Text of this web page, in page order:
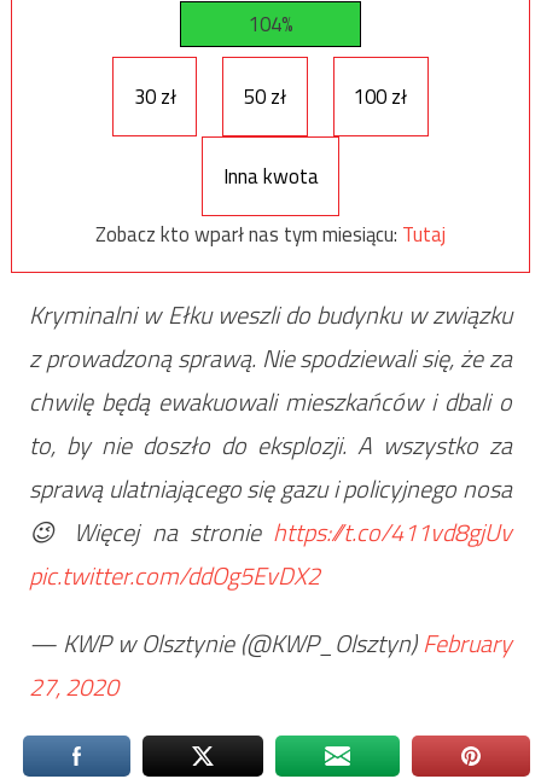
104%
30 zł 50 zł 100 zł
Inna kwota
Zobacz kto wparł nas tym miesiącu: Tutaj
Kryminalni w Ełku weszli do budynku w związku
z prowadzoną sprawą. Nie spodziewali się, że za
chwilę będą ewakuowali mieszkańców i dbali o
to, by nie doszło do eksplozji. A wszystko za
sprawą ulatniającego się gazu i policyjnego nosa
😉 Więcej na stronie https://t.co/411vd8gjUv
pic.twitter.com/ddOg5EvDX2
— KWP w Olsztynie (@KWP_Olsztyn)February
27, 2020